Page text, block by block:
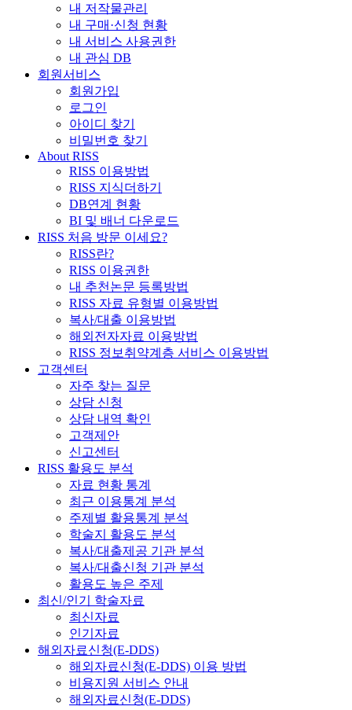
내 저작물관리
내 구매·신청 현황
내 서비스 사용권한
내 관심 DB
회원서비스
회원가입
로그인
아이디 찾기
비밀번호 찾기
About RISS
RISS 이용방법
RISS 지식더하기
DB연계 현황
BI 및 배너 다운로드
RISS 처음 방문 이세요?
RISS란?
RISS 이용권한
내 추천논문 등록방법
RISS 자료 유형별 이용방법
복사/대출 이용방법
해외전자자료 이용방법
RISS 정보취약계층 서비스 이용방법
고객센터
자주 찾는 질문
상담 신청
상담 내역 확인
고객제안
신고센터
RISS 활용도 분석
자료 현황 통계
최근 이용통계 분석
주제별 활용통계 분석
학술지 활용도 분석
복사/대출제공 기관 분석
복사/대출신청 기관 분석
활용도 높은 주제
최신/인기 학술자료
최신자료
인기자료
해외자료신청(E-DDS)
해외자료신청(E-DDS) 이용 방법
비용지원 서비스 안내
해외자료신청(E-DDS)